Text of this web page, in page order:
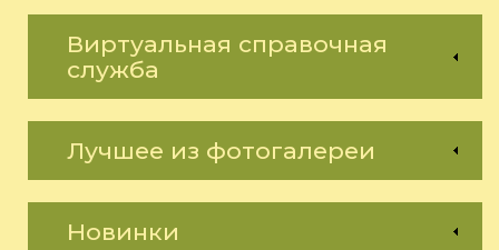
Виртуальная справочная
служба
Лучшее из фотогалереи
Новинки